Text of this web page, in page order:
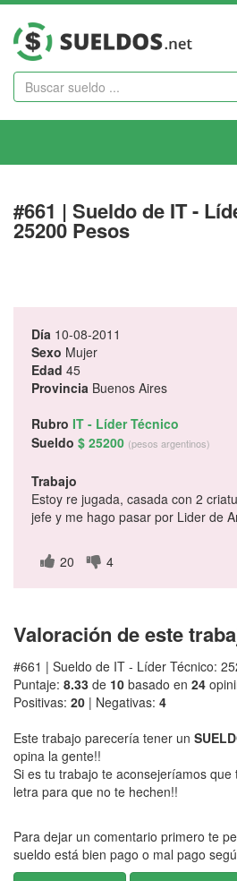
#661 | Sueldo de IT -
25200 Pesos
Día 10-08-2011
Sexo Mujer
Edad 45
Provincia Buenos Aires
Rubro IT - Líder Técnico
Sueldo $ 25200 (pesos argentinos)
Trabajo
Estoy re jugada, casada con 2
jefe y me hago pasar por Lider de
20 4
Valoración de este
#661 | Sueldo de IT - Líder Técnico:
Puntaje: 8.33 de 10 basado en 24
Positivas: 20 | Negativas: 4
Este trabajo parecería tener un
opina la gente!!
Si es tu trabajo te aconsejeríamos
letra para que no te hechen!!
Para dejar un comentario primero te
sueldo está bien pago o mal pago